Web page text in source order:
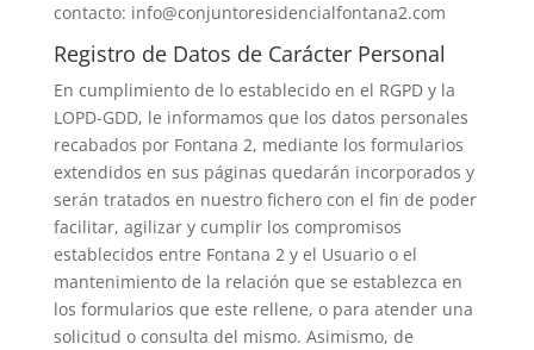
contacto: info@conjuntoresidencialfontana2.com
Registro de Datos de Carácter Personal
En cumplimiento de lo establecido en el RGPD y la
LOPD-GDD, le informamos que los datos personales
recabados por Fontana 2, mediante los formularios
extendidos en sus páginas quedarán incorporados y
serán tratados en nuestro fichero con el fin de poder
facilitar, agilizar y cumplir los compromisos
establecidos entre Fontana 2 y el Usuario o el
mantenimiento de la relación que se establezca en
los formularios que este rellene, o para atender una
solicitud o consulta del mismo. Asimismo, de